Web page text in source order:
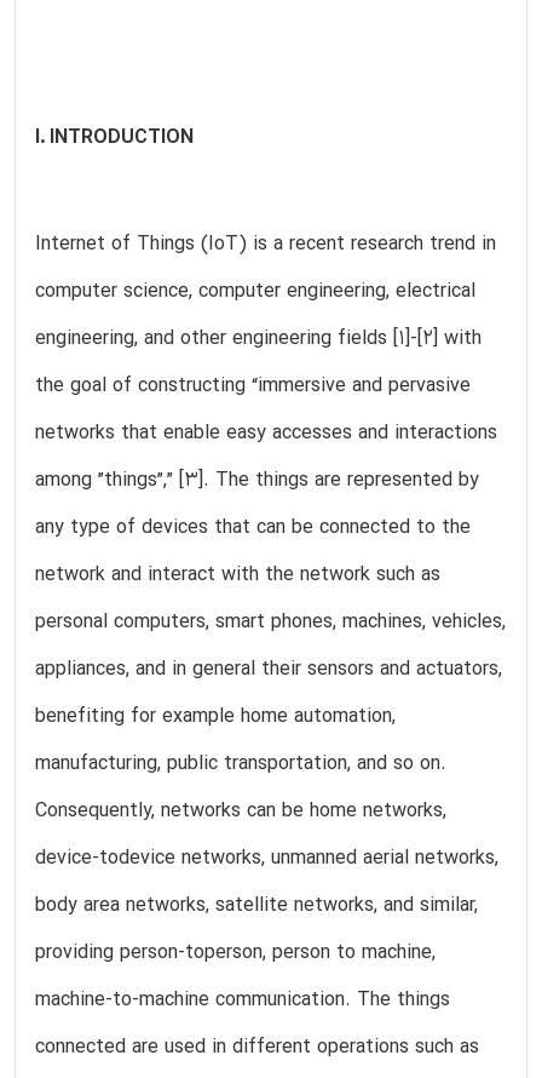
I. INTRODUCTION
Internet of Things (IoT) is a recent research trend in
computer science, computer engineering, electrical
engineering, and other engineering fields [1]-[2] with
the goal of constructing “immersive and pervasive
networks that enable easy accesses and interactions
among ”things”,” [3]. The things are represented by
any type of devices that can be connected to the
network and interact with the network such as
personal computers, smart phones, machines, vehicles,
appliances, and in general their sensors and actuators,
benefiting for example home automation,
manufacturing, public transportation, and so on.
Consequently, networks can be home networks,
device-todevice networks, unmanned aerial networks,
body area networks, satellite networks, and similar,
providing person-toperson, person to machine,
machine-to-machine communication. The things
connected are used in different operations such as